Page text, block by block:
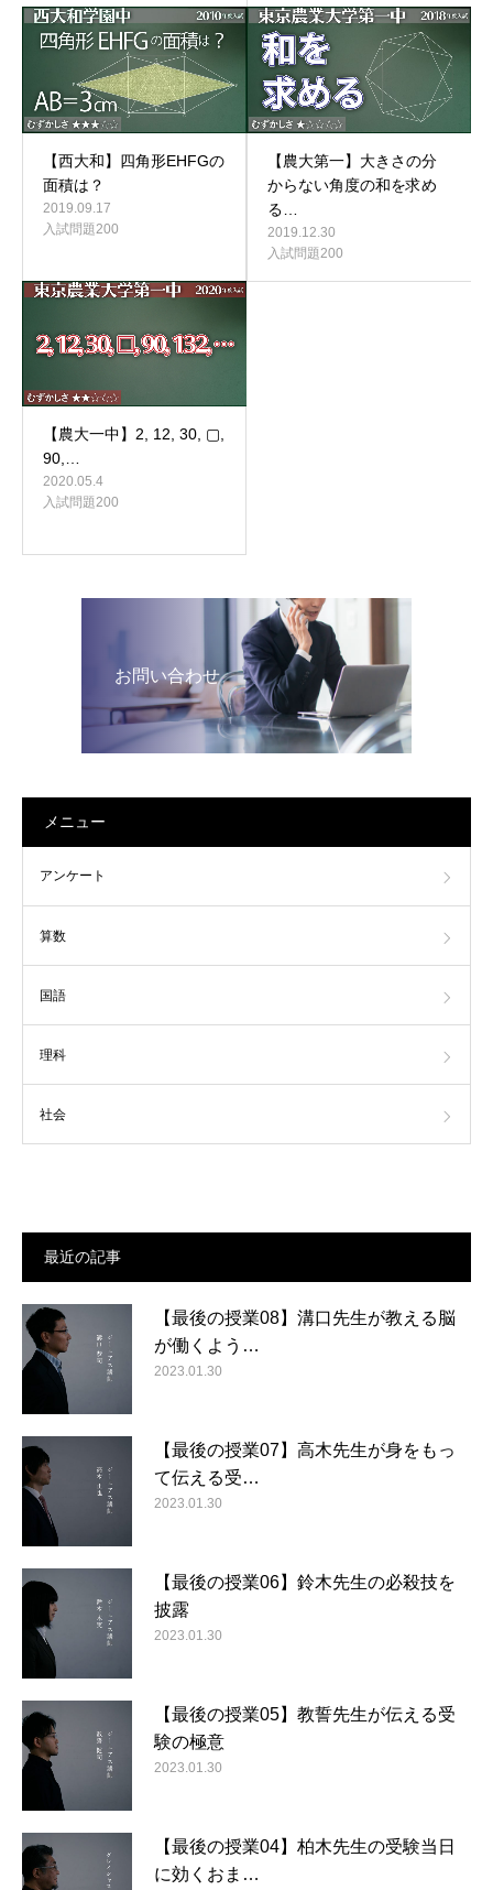
【西大和】四角形EHFGの
面積は？
2019.09.17
入試問題200
【農大第一】大きさの分
からない角度の和を求め
る…
2019.12.30
入試問題200
【農大一中】2, 12, 30, ▢,
90,…
2020.05.4
入試問題200
お問い合わせ
メニュー
アンケート
算数
国語
理科
社会
最近の記事
【最後の授業08】溝口先生が教える脳
が働くよう…
2023.01.30
【最後の授業07】高木先生が身をもっ
て伝える受…
2023.01.30
【最後の授業06】鈴木先生の必殺技を
披露
2023.01.30
【最後の授業05】教誓先生が伝える受
験の極意
2023.01.30
【最後の授業04】柏木先生の受験当日
に効くおま…